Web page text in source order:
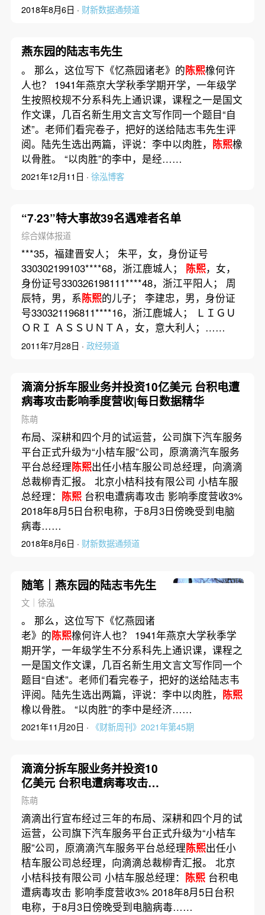
2018年8月6日 · 财新数据通频道
燕东园的陆志韦先生
。 那么，这位写下《忆燕园诸老》的陈熙橡何许
人也？ 1941年燕京大学秋季学期开学，一年级学
生按照校规不分系科先上通识课，课程之一是国文
作文课，几百名新生用文言文写作同一个题目“自
述”。老师们看完卷子，把好的送给陆志韦先生评
阅。陆先生选出两篇，评说：李中以肉胜， 陈熙橡
以骨胜。 “以肉胜”的李中，是经……
2021年12月11日 · 徐泓博客
“7·23”特大事故39名遇难者名单
综合媒体报道
***35，福建晋安人； 朱平，女，身份证号
330302199103****68，浙江鹿城人； 陈熙，女，
身份证号330326198111****48，浙江平阳人； 周
辰特，男，系陈熙的儿子； 李建忠，男，身份证
号330321196811****16，浙江鹿城人； ＬＩＧＵ
ＯＲＩ ＡＳＳＵＮＴＡ，女，意大利人；……
2011年7月28日 · 政经频道
滴滴分拆车服业务并投资10亿美元 台积电遭
病毒攻击影响季度营收|每日数据精华
陈萌
布局、深耕和四个月的试运营，公司旗下汽车服务
平台正式升级为“小桔车服”公司，原滴滴汽车服务
平台总经理陈熙出任小桔车服公司总经理，向滴滴
总裁柳青汇报。 北京小桔科技有限公司 小桔车服
总经理： 陈熙台积电遭病毒攻击 影响季度营收3%
2018年8月5日台积电称，于8月3日傍晚受到电脑
病毒……
2018年8月6日 · 财新数据通频道
随笔｜燕东园的陆志韦先生
文｜徐泓
。 那么，这位写下《忆燕园诸
老》的陈熙橡何许人也？ 1941年燕京大学秋季学
期开学，一年级学生不分系科先上通识课，课程之
一是国文作文课，几百名新生用文言文写作同一个
题目“自述”。老师们看完卷子，把好的送给陆志韦
评阅。陆先生选出两篇，评说：李中以肉胜， 陈熙
橡以骨胜。 “以肉胜”的李中是经济……
2021年11月20日 · 《财新周刊》2021年第45期
滴滴分拆车服业务并投资10
亿美元 台积电遭病毒攻击影
响季度营收|每日数据精华
陈萌
滴滴出行宣布经过三年的布局、深耕和四个月的试
运营，公司旗下汽车服务平台正式升级为“小桔车
服”公司，原滴滴汽车服务平台总经理陈熙出任小
桔车服公司总经理，向滴滴总裁柳青汇报。 北京
小桔科技有限公司 小桔车服总经理： 陈熙台积电
遭病毒攻击 影响季度营收3% 2018年8月5日台积
电称，于8月3日傍晚受到电脑病毒……